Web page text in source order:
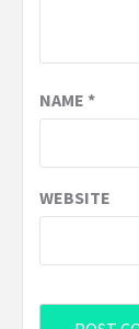
NAME *
WEBSITE